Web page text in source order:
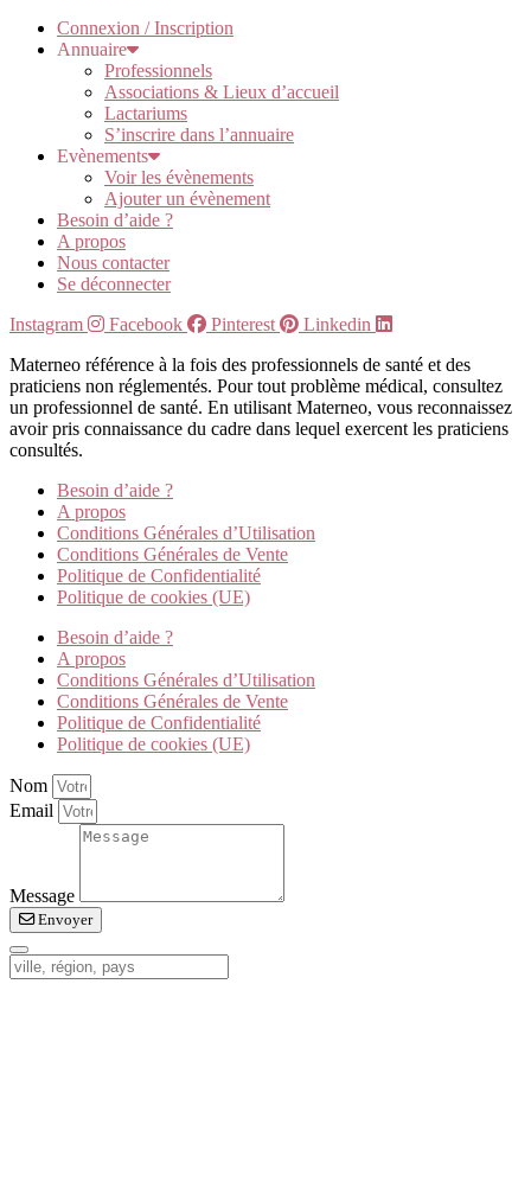
Connexion / Inscription
Annuaire
Professionnels
Associations & Lieux d’accueil
Lactariums
S’inscrire dans l’annuaire
Evènements
Voir les évènements
Ajouter un évènement
Besoin d’aide ?
A propos
Nous contacter
Se déconnecter
Instagram
Facebook Pinterest
Linkedin
Materneo référence à la fois des professionnels de santé et des
praticiens non réglementés. Pour tout problème médical, consultez
un professionnel de santé. En utilisant Materneo, vous reconnaissez
avoir pris connaissance du cadre dans lequel exercent les praticiens
consultés.
Besoin d’aide ?
A propos
Conditions Générales d’Utilisation
Conditions Générales de Vente
Politique de Confidentialité
Politique de cookies (UE)
Besoin d’aide ?
A propos
Conditions Générales d’Utilisation
Conditions Générales de Vente
Politique de Confidentialité
Politique de cookies (UE)
Nom
Email
Message
Envoyer